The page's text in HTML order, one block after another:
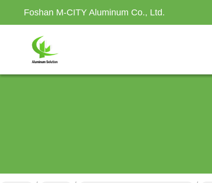
Foshan M-CITY Aluminum Co., Ltd.